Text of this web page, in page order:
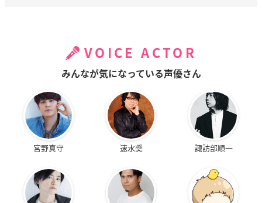
VOICE ACTOR
みんなが気になっている声優さん
宮野真守 速水奨 諏訪部順一